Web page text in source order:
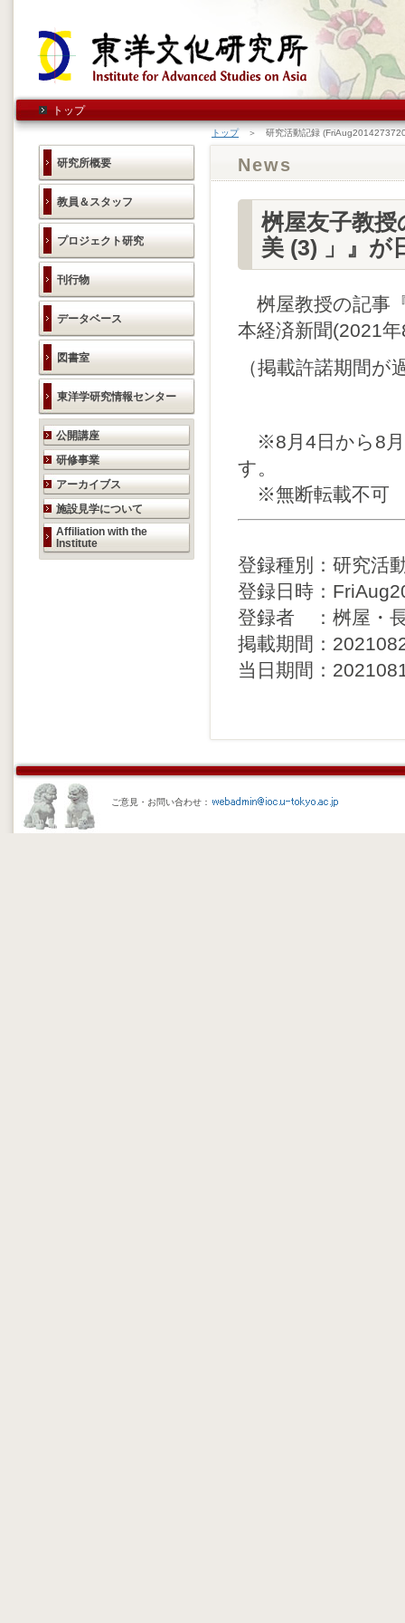
トップ
研究所概要
教員＆スタッフ
プロジェクト研究
刊行物
データベース
図書室
東洋学研究情報センター
研究活動のご案内
公開講座
研修事業
アーカイブス
施設見学について
Affiliation with the
Institute
トップ＞ 研究活動記録
News
桝屋友子教
美 (3) 」』が
桝屋教授の記事
本経済新聞(2021
（掲載許諾期間
※8月4日から8月
す。
※無断転載不可
登録種別：研究活
登録日時：
登録者 ：桝屋・
掲載期間：
当日期間：
ご意見・お問い合わせ：